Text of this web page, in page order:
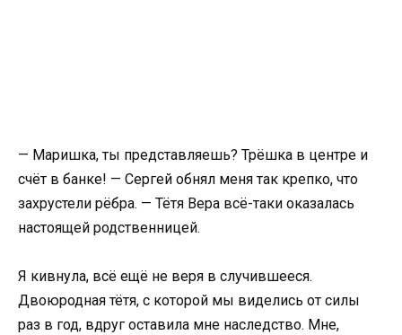
— Маришка, ты представляешь? Трёшка в центре и
счёт в банке! — Сергей обнял меня так крепко, что
захрустели рёбра. — Тётя Вера всё-таки оказалась
настоящей родственницей.
Я кивнула, всё ещё не веря в случившееся.
Двоюродная тётя, с которой мы виделись от силы
раз в год, вдруг оставила мне наследство. Мне,